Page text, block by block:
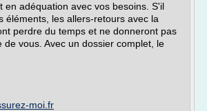
en adéquation avec vos besoins. S'il
éléments, les allers-retours avec la
perdre du temps et ne donneront pas
de vous. Avec un dossier complet, le
moi.fr